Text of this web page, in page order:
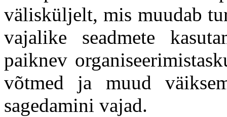
välisküljelt, mis muudab
vajalike seadmete
paiknev
võtmed ja muud
sagedamini vajad.